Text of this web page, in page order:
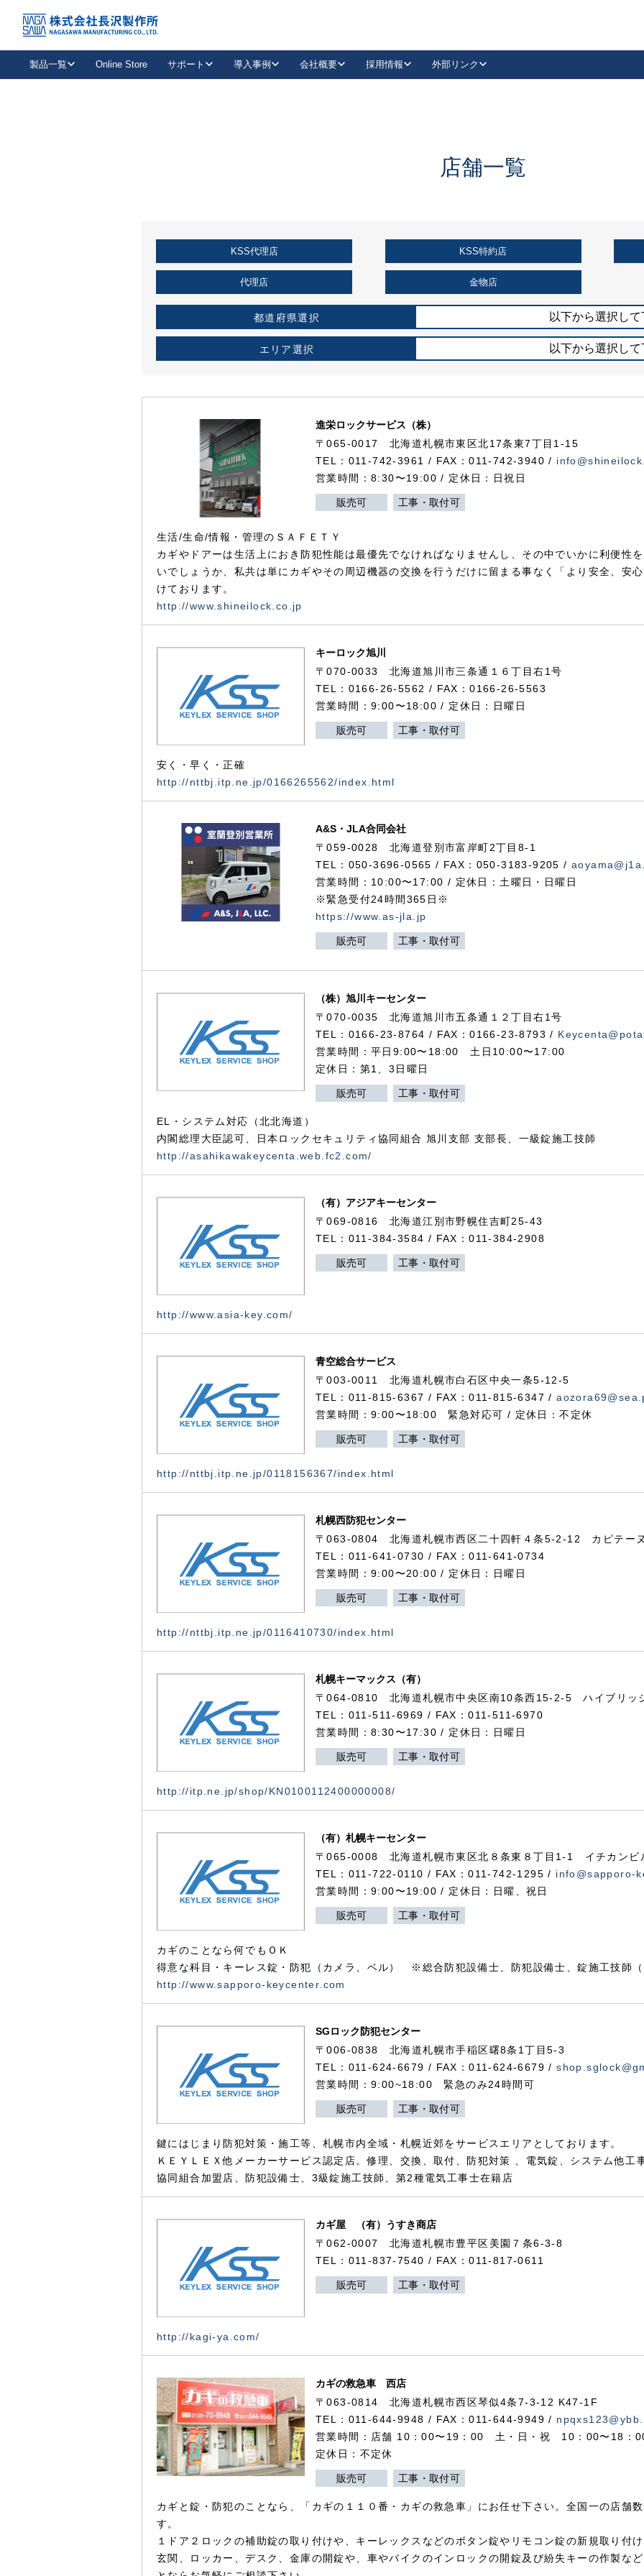
製品一覧
抗ウイルス・抗菌製品
キーレックスを品番からお探しいただけます。
Online Store サポート
取扱店情報
お役立ち情報
導入事例
企業様採用事例
会社概要 採用情報 外部リンク
LinkedIn
KSS加盟店・取扱店情報
店舗一覧
店舗一覧
KSS代理店 KSS特約店
代理店 金物店
都道府県選択 以下から選択し
エリア選択 以下から選択し
進栄ロックサービス（株）
〒065-0017 北海道札幌市東区北17条東7丁目1-15
TEL：011-742-3961 / FAX：011-742-3940 /
営業時間：8:30〜19:00 / 定休日：日祝日
販売可 工事・取付可
生活/生命/情報・管理のＳＡＦＥＴＹ
カギやドアーは生活上におき防犯性能は最優先でなければなりませんし、その中でいかに利便性
いでしょうか、私共は単にカギやその周辺機器の交換を行うだけに留まる事なく「より安全、安
けております。
http://www.shineilock.co.jp
キーロック旭川
〒070-0033 北海道旭川市三条通１６丁目右1号
TEL：0166-26-5562 / FAX：0166-26-5563
営業時間：9:00〜18:00 / 定休日：日曜日
販売可 工事・取付可
安く・早く・正確
http://nttbj.itp.ne.jp/0166265562/index.html
A&S・JLA合同会社
〒059-0028北海道登別市富岸町2丁目 8-1
TEL：050-3696-0565 / FAX：050-3183-9205 /
営業時間：10:00〜17:00 / 定休日：土曜日・日曜日
※緊急受付24時間365日※
https://www.as-jla.jp
販売可 工事・取付可
（株）旭川キーセンター
〒070-0035 北海道旭川市五条通１２丁目右1号
TEL：0166-23-8764 / FAX：0166-23-8793 /
営業時間：平日9:00〜18:00 土日10:00〜17:00
定休日：第1、3日曜日
販売可 工事・取付可
EL・システム対応（北北海道）
内閣総理大臣認可、日本ロックセキュリティ協同組合 旭川支部 支部長、一級錠施工技師
http://asahikawakeycenta.web.fc2.com/
（有）アジアキーセンター
〒069-0816 北海道江別市野幌住吉町25-43
TEL：011-384-3584 / FAX：011-384-2908
販売可 工事・取付可
http://www.asia-key.com/
青空総合サービス
〒003-0011 北海道札幌市白石区中央一条5-12-5
TEL：011-815-6367 / FAX：011-815-6347 /
営業時間：9:00〜18:00 緊急対応可 / 定休日：不定休
販売可 工事・取付可
http://nttbj.itp.ne.jp/0118156367/index.html
札幌西防犯センター
〒063-0804 北海道札幌市西区二十四軒４条5-2-12 カピテー
TEL：011-641-0730 / FAX：011-641-0734
営業時間：9:00〜20:00 / 定休日：日曜日
販売可 工事・取付可
http://nttbj.itp.ne.jp/0116410730/index.html
札幌キーマックス（有）
〒064-0810 北海道札幌市中央区南10条西15-2-5 ハイブリッ
TEL：011-511-6969 / FAX：011-511-6970
営業時間：8:30〜17:30 / 定休日：日曜日
販売可 工事・取付可
http://itp.ne.jp/shop/KN0100112400000008/
（有）札幌キーセンター
〒065-0008 北海道札幌市東区北８条東８丁目1-1 イチカンビ
TEL：011-722-0110 / FAX：011-742-1295 / info@sapporo-
営業時間：9:00〜19:00 / 定休日：日曜、祝日
販売可 工事・取付可
カギのことなら何でもＯＫ
得意な科目・キーレス錠・防犯（カメラ、ベル） ※総合防犯設備士、防犯設備士、錠施工技師
http://www.sapporo-keycenter.com
SGロック防犯センター
〒006-0838 北海道札幌市手稲区曙8条1丁目5-3
TEL：011-624-6679 / FAX：011-624-6679 /
営業時間：9:00~18:00 緊急のみ24時間可
販売可 工事・取付可
鍵にはじまり防犯対策・施工等、札幌市内全域・札幌近郊をサービスエリアとしております。
ＫＥＹＬＥＸ他メーカーサービス認定店。修理、交換、取付、防犯対策 、電気錠、システム他工
協同組合加盟店、防犯設備士、3級錠施工技師、第2種電気工事士在籍店
カギ屋 （有）うすき商店
〒062-0007 北海道札幌市豊平区美園７条6-3-8
TEL：011-837-7540 / FAX：011-817-0611
販売可 工事・取付可
http://kagi-ya.com/
カギの救急車 西店
〒063-0814 北海道札幌市西区琴似4条7-3-12 K47-1F
TEL：011-644-9948 / FAX：011-644-9949 /
営業時間：店舗 10：00〜19：00 土・日・祝 10：00〜18：
定休日：不定休
販売可 工事・取付可
カギと錠・防犯のことなら、「カギの１１０番・カギの救急車」にお任せ下さい。全国一の店舗
す。
１ドア２ロックの補助錠の取り付けや、キーレックスなどのボタン錠やリモコン錠の新規取り付
玄関、ロッカー、デスク、金庫の開錠や、車やバイクのインロックの開錠及び紛失キーの作製な